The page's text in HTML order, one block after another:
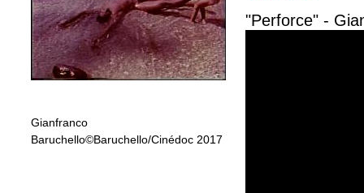
Gianfranco
Baruchello©Baruchello/Cinédoc 2017
"Perforce" -